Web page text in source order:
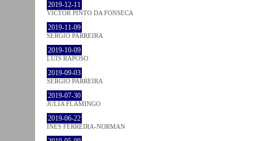
2019-12-11
VICTOR PINTO DA FONSECA
2019-11-09
SÉRGIO PARREIRA
2019-10-09
LUÍS RAPOSO
2019-09-03
SÉRGIO PARREIRA
2019-07-30
JULIA FLAMINGO
2019-06-22
INÊS FERREIRA-NORMAN